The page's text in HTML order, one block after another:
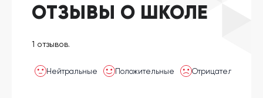
ОТЗЫВЫ О ШКОЛЕ
1 отзывов.
Нейтральные Положительные Отрицательные